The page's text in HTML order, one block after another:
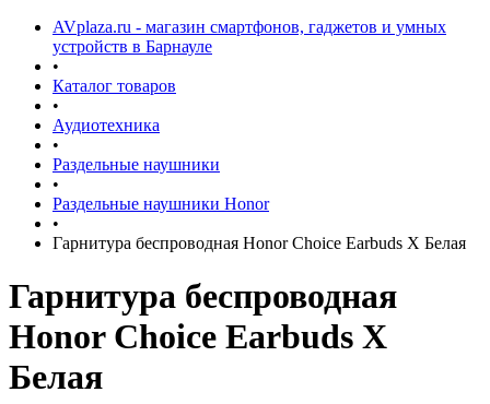
AVplaza.ru - магазин смартфонов, гаджетов и умных
устройств в Барнауле
•
Каталог товаров
•
Аудиотехника
•
Раздельные наушники
•
Раздельные наушники Honor
•
Гарнитура беспроводная Honor Choice Earbuds X Белая
Гарнитура беспроводная
Honor Choice Earbuds X
Белая